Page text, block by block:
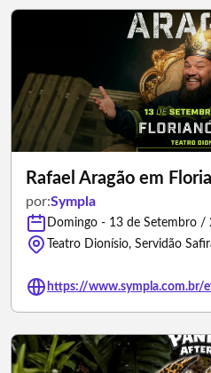
Rafael Aragão em
por:Sympla
Domingo - 13 de Setembro /